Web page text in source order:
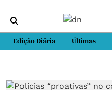
Edição Diária Últimas